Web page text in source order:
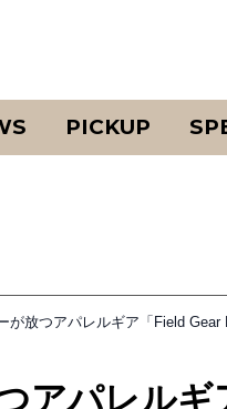
PICKUP
が放つアパレルギア「Field Gear
アパレルギ